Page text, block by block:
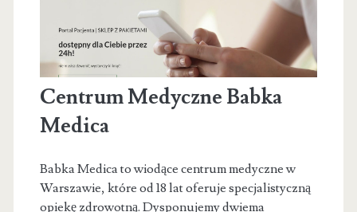
Centrum Medyczne Babka
Medica
Babka Medica to wiodące centrum medyczne w
Warszawie, które od 18 lat oferuje specjalistyczną
opiekę zdrowotną. Dysponujemy dwiema